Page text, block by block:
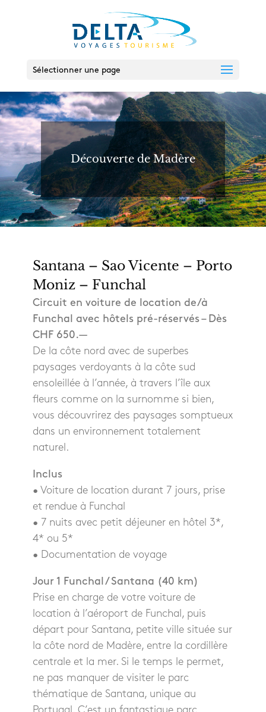
Sélectionner une page
Découverte de Madère
Santana – Sao Vicente – Porto
Moniz – Funchal
Circuit en voiture de location de/à
Funchal avec hôtels pré-réservés – Dès
CHF 650.—
De la côte nord avec de superbes
paysages verdoyants à la côte sud
ensoleillée à l’année, à travers l’île aux
fleurs comme on la surnomme si bien,
vous découvrirez des paysages somptueux
dans un environnement totalement
naturel.
Inclus
• Voiture de location durant 7 jours, prise
et rendue à Funchal
• 7 nuits avec petit déjeuner en hôtel 3*,
4* ou 5*
• Documentation de voyage
Jour 1 Funchal / Santana (40 km)
Prise en charge de votre voiture de
location à l’aéroport de Funchal, puis
départ pour Santana, petite ville située sur
la côte nord de Madère, entre la cordillère
centrale et la mer. Si le temps le permet,
ne pas manquer de visiter le parc
thématique de Santana, unique au
Portugal. C’est un fantastique parc